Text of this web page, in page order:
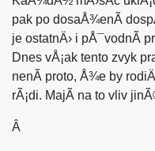
pak po dosaÅ¾enÃ­
je ostatnÄ› i pÅ¯vodnÃ­
Dnes vÅ¡ak tento zvyk
nenÃ­ proto, Å¾e by
rÃ¡di. MajÃ­ na to vliv
Â